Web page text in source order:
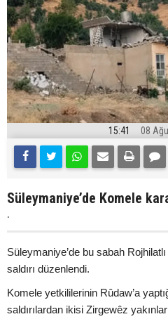
15:41 08
Süleymaniye’de Komele
.
Süleymaniye’de bu sabah
saldırı düzenlendi.
Komele yetkililerinin Rûdaw’a
saldırılardan ikisi Zirgewêz